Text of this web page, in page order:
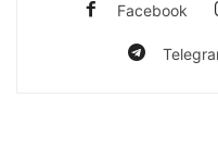
Facebook